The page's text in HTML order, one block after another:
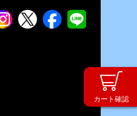
カート確認